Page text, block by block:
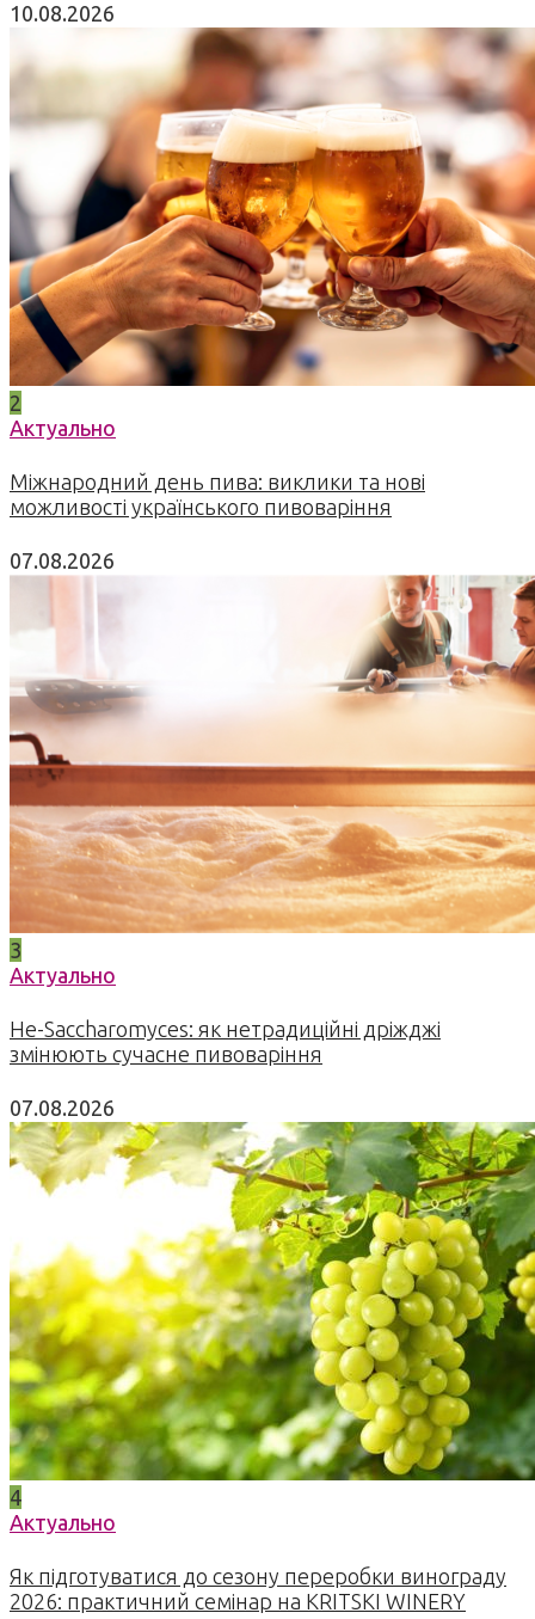
10.08.2026
2
Актуально
Міжнародний день пива: виклики та нові
можливості українського пивоваріння
07.08.2026
3
Актуально
Не-Saccharomyces: як нетрадиційні дріжджі
змінюють сучасне пивоваріння
07.08.2026
4
Актуально
Як підготуватися до сезону переробки винограду
2026: практичний семінар на KRITSKI WINERY